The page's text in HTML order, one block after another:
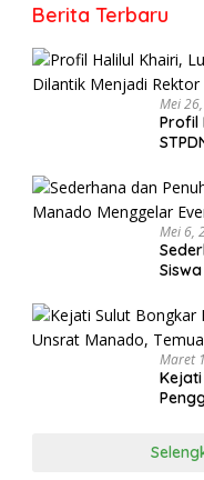
Berita Terbaru
Mei
Profil
Mei 6,
Maret